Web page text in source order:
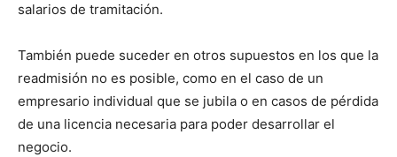
salarios de tramitación.
También puede suceder en otros supuestos en los que la
readmisión no es posible, como en el caso de un
empresario individual que se jubila o en casos de pérdida
de una licencia necesaria para poder desarrollar el
negocio.